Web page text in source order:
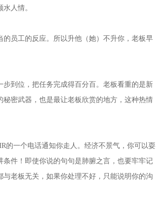
人情。
员工的反应。所以升他（她）不升你，老板早
到位，把任务完成得百分百。老板看重的是新
密武器，也是最让老板欣赏的地方，这种热情
一个电话通知你走人。经济不景气，你可以耍
件！即使你说的句句是肺腑之言，也要牢牢记
老板无关，如果你处理不好，只能说明你的沟